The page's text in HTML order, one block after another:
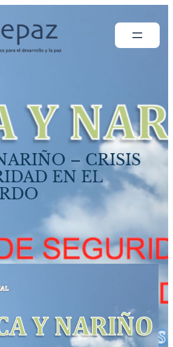
– CRISIS
EN EL